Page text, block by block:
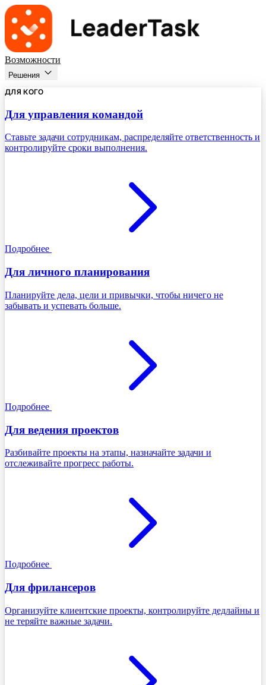
Возможности
Решения
ДЛЯ КОГО
Для управления командой
Ставьте задачи сотрудникам, распределяйте ответственность и
контролируйте сроки выполнения.
Подробнее
Для личного планирования
Планируйте дела, цели и привычки, чтобы ничего не
забывать и успевать больше.
Подробнее
Для ведения проектов
Разбивайте проекты на этапы, назначайте задачи и
отслеживайте прогресс работы.
Подробнее
Для фрилансеров
Организуйте клиентские проекты, контролируйте дедлайны и
не теряйте важные задачи.